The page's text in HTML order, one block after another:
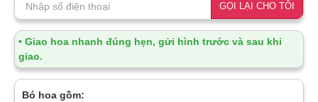
GỌI LẠI CHO TÔI
• Giao hoa nhanh đúng hẹn, gửi hình trước và sau khi
giao.
Bó hoa gồm: